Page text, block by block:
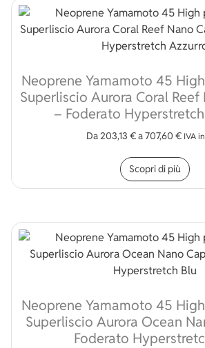
Neoprene Yamamoto 45
Superliscio Aurora Coral Reef
– Foderato
Da203,13 €a707,60 € IVA
Scopri di più
Neoprene Yamamoto 45
Superliscio Aurora Ocean
Foderato